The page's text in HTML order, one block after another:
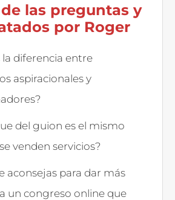
las preguntas y
por Roger
la diferencia entre
aspiracionales y
del guion es el mismo
venden servicios?
aconsejas para dar más
un congreso online que